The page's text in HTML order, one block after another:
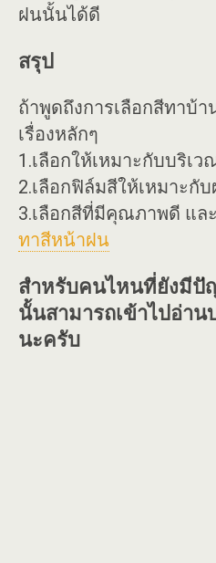
ฝนนั้นได้ดี
สรุป
ถ้าพูดถึงการเลือกสีทาบ้
เรื่องหลักๆ
1.เลือกให้เหมาะกับบริเ
2.เลือกฟิล์มสีให้เหมาะกั
3.เลือกสีที่มีคุณภาพดี แ
ทาสีหน้าฝน
สำหรับคนไหนที่ยังมีปั
นั้นสามารถเข้าไปอ่าน
นะครับ